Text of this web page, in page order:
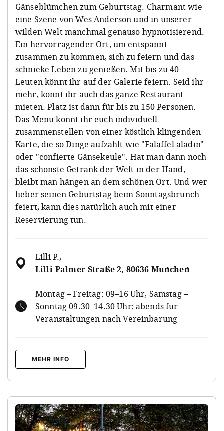
Gänseblümchen zum Geburtstag. Charmant wie
eine Szene von Wes Anderson und in unserer
wilden Welt manchmal genauso hypnotisierend.
Ein hervorragender Ort, um entspannt
zusammen zu kommen, sich zu feiern und das
schnieke Leben zu genießen. Mit bis zu 40
Leuten könnt ihr auf der Galerie feiern. Seid ihr
mehr, könnt ihr auch das ganze Restaurant
mieten. Platz ist dann für bis zu 150 Personen.
Das Menü könnt ihr euch individuell
zusammenstellen von einer köstlich klingenden
Karte, die so Dinge aufzählt wie "Falaffel aladin"
oder "confierte Gänsekeule". Hat man dann noch
das schönste Getränk der Welt in der Hand,
bleibt man hängen an dem schönen Ort. Und wer
lieber seinen Geburtstag beim Sonntagsbrunch
feiert, kann dies natürlich auch mit einer
Reservierung tun.
Lilli P.,
Lilli-Palmer-Straße 2, 80636 München
Montag – Freitag: 09–16 Uhr, Samstag –
Sonntag 09.30–14.30 Uhr; abends für
Veranstaltungen nach Vereinbarung
MEHR INFO